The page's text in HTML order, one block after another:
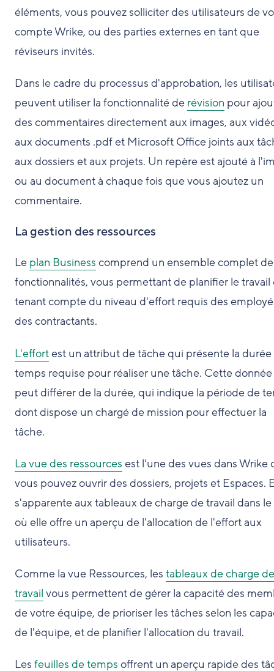
éléments, vous pouvez solliciter des utilisateurs de
compte Wrike, ou des parties externes en tant que
réviseurs invités.
Dans le cadre du processus d'approbation, les
peuvent utiliser la fonctionnalité de révision pour
des commentaires directement aux images, aux
aux documents .pdf et Microsoft Office joints aux
aux dossiers et aux projets. Un repère est ajouté à
ou au document à chaque fois que vous ajoutez un
commentaire.
La gestion des ressources
Le plan Business comprend un ensemble complet de
fonctionnalités, vous permettant de planifier le travail
tenant compte du niveau d'effort requis des
des contractants.
L'effortest un attribut de tâche qui présente la
temps requise pour réaliser une tâche. Cette donnée
peut différer de la durée, qui indique la période de
dont dispose un chargé de mission pour effectuer la
tâche.
La vue des ressources est l'une des vues dans Wrike
vous pouvez ouvrir des dossiers, projets et Espaces.
s'apparente aux tableaux de charge de travail dans le
où elle offre un aperçu de l'allocation de l'effort aux
utilisateurs.
Comme la vue Ressources, les tableaux de charge de
travail vous permettent de gérer la capacité des
de votre équipe, de prioriser les tâches selon les
de l'équipe, et de planifier l'allocation du travail.
Les feuilles de temps offrent un aperçu rapide des